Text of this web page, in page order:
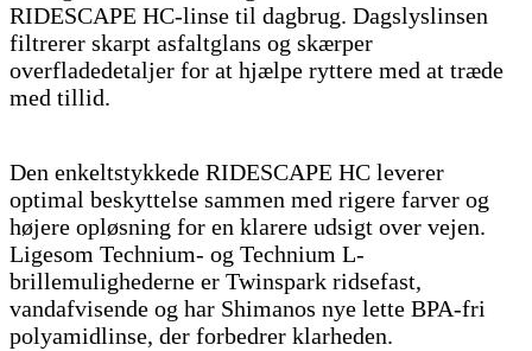
RIDESCAPE HC-linse til dagbrug. Dagslyslinsen
filtrerer skarpt asfaltglans og skærper
overfladedetaljer for at hjælpe ryttere med at træde
med tillid.
Den enkeltstykkede RIDESCAPE HC leverer
optimal beskyttelse sammen med rigere farver og
højere opløsning for en klarere udsigt over vejen.
Ligesom Technium- og Technium L-
brillemulighederne er Twinspark ridsefast,
vandafvisende og har Shimanos nye lette BPA-fri
polyamidlinse, der forbedrer klarheden.